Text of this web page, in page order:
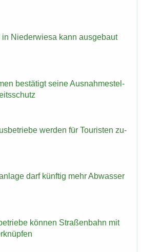
Nie­der­wie­sa kann aus­ge­baut
be­stä­tigt seine Aus­nah­me­stel­
wer­den für Tou­ris­ten zu­
darf künf­tig mehr Ab­was­ser
kön­nen Stra­ßen­bahn mit